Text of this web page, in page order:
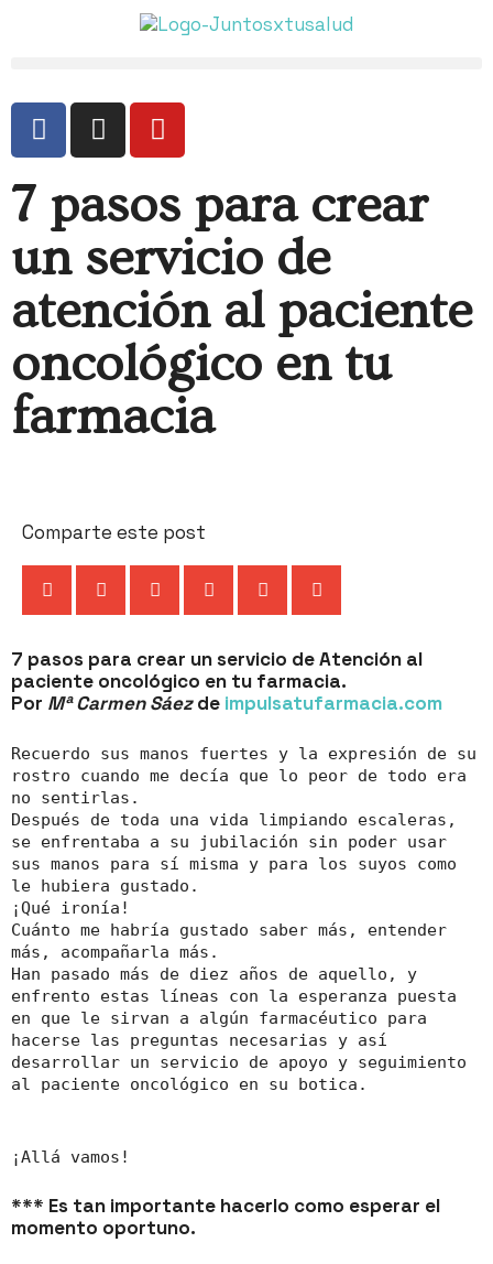
7 pasos para crear
un servicio de
atención al paciente
oncológico en tu
farmacia
Comparte este post
7 pasos para crear un servicio de Atención al
paciente oncológico en tu farmacia.
Por Mª Carmen Sáezde impulsatufarmacia.com
Recuerdo sus manos fuertes y la expresión de su
rostro cuando me decía que lo peor de todo era
no sentirlas.
Después de toda una vida limpiando escaleras,
se enfrentaba a su jubilación sin poder usar
sus manos para sí misma y para los suyos como
le hubiera gustado.
¡Qué ironía!
Cuánto me habría gustado saber más, entender
más, acompañarla más.
Han pasado más de diez años de aquello, y
enfrento estas líneas con la esperanza puesta
en que le sirvan a algún farmacéutico para
hacerse las preguntas necesarias y así
desarrollar un servicio de apoyo y seguimiento
al paciente oncológico en su botica.
¡Allá vamos!
*** Es tan importante hacerlo como esperar el
momento oportuno.